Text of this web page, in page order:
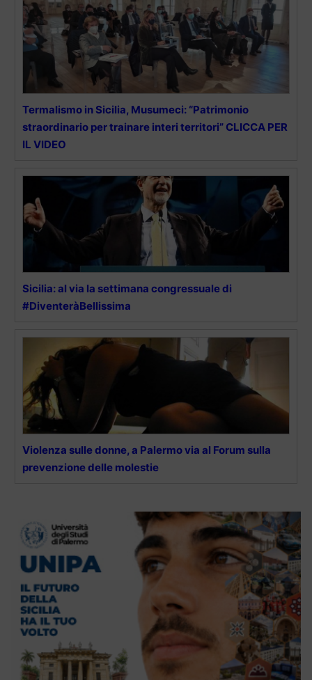
Termalismo in Sicilia, Musumeci: “Patrimonio
straordinario per trainare interi territori” CLICCA PER
IL VIDEO
Sicilia: al via la settimana congressuale di
#DiventeràBellissima
Violenza sulle donne, a Palermo via al Forum sulla
prevenzione delle molestie